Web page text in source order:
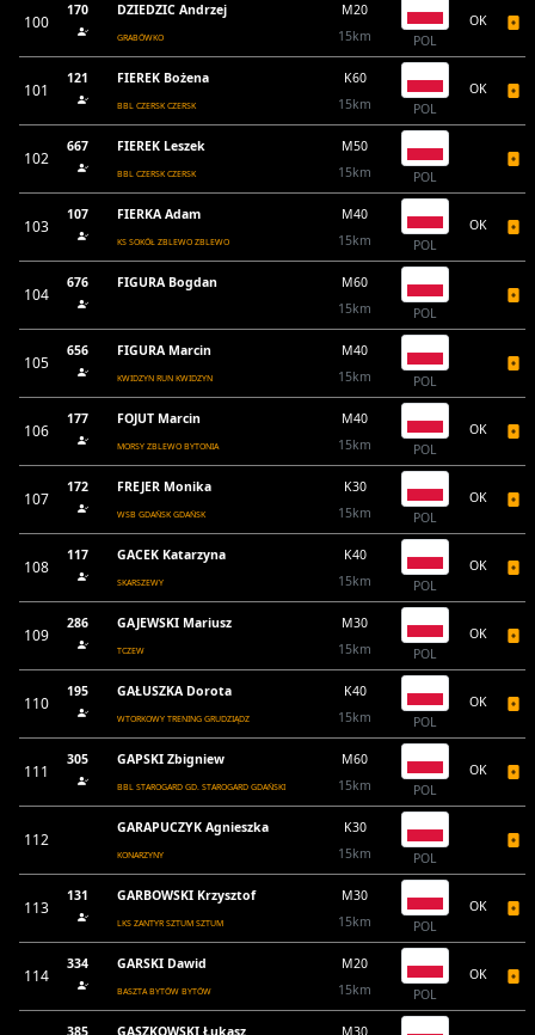
100
170 DZIEDZIC Andrzej
GRABÓWKO
M20
15km
POL
OK
101
121 FIEREK Bożena
BBL CZERSK CZERSK
K60
15km
POL
OK
102
667 FIEREK Leszek
BBL CZERSK CZERSK
M50
15km
POL
103
107 FIERKA Adam
KS SOKÓŁ ZBLEWO ZBLEWO
M40
15km
POL
OK
104
676 FIGURA Bogdan
M60
15km
POL
105
656 FIGURA Marcin
KWIDZYN RUN KWIDZYN
M40
15km
POL
106
177 FOJUT Marcin
MORSY ZBLEWO BYTONIA
M40
15km
POL
OK
107
172 FREJER Monika
WSB GDAŃSK GDAŃSK
K30
15km
POL
OK
108
117 GACEK Katarzyna
SKARSZEWY
K40
15km
POL
OK
109
286 GAJEWSKI Mariusz
TCZEW
M30
15km
POL
OK
110
195 GAŁUSZKA Dorota
WTORKOWY TRENING GRUDZIĄDZ
K40
15km
POL
OK
111
305 GAPSKI Zbigniew
BBL STAROGARD GD. STAROGARD GDAŃSKI
M60
15km
POL
OK
112
GARAPUCZYK Agnieszka
KONARZYNY
K30
15km
POL
113
131 GARBOWSKI Krzysztof
LKS ZANTYR SZTUM SZTUM
M30
15km
POL
OK
114
334 GARSKI Dawid
BASZTA BYTÓW BYTÓW
M20
15km
POL
OK
385 GASZKOWSKI Łukasz M30